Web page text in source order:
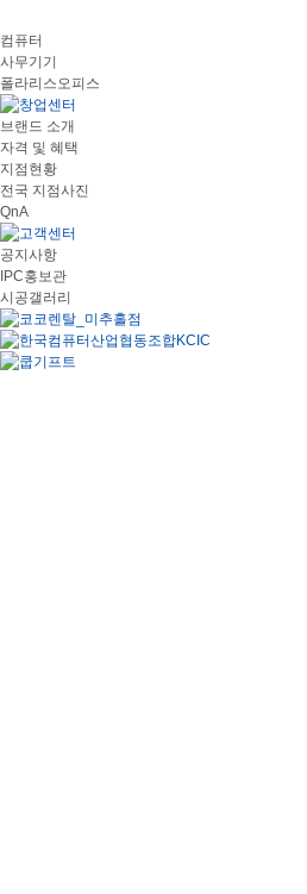
컴퓨터
사무기기
폴라리스오피스
브랜드 소개
자격 및 혜택
지점현황
전국 지점사진
QnA
공지사항
IPC홍보관
시공갤러리